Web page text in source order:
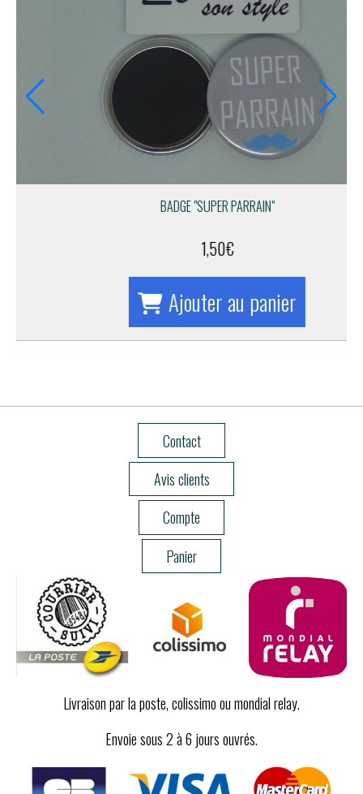
BADGE "SUPER PARRAIN"
Ajouter au panier
Contact
Avis clients
Compte
Panier
Livraison par la poste, colissimo ou mondial relay.
Envoie sous 2 à 6 jours ouvrés.